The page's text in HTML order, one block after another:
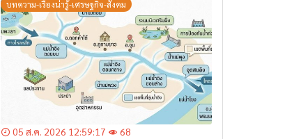
บทความ-เรื่องน่ารู้-เศรษฐกิจ-สังคม
05 ส.ค. 2026 12:59:17
68